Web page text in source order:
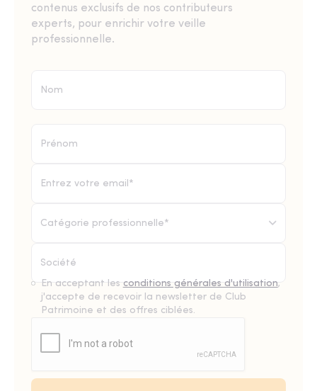
contenus exclusifs de nos contributeurs
experts, pour enrichir votre veille
professionnelle.
Catégorie professionnelle*
En acceptant les conditions générales d'utilisation,
j'accepte de recevoir la newsletter de Club
Patrimoine et des offres ciblées.